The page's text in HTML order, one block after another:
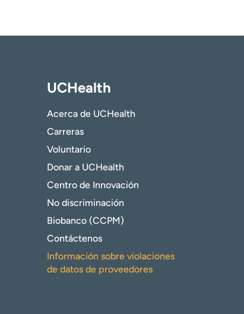
UCHealth
Acerca de UCHealth
Carreras
Voluntario
Donar a UCHealth
Centro de Innovación
No discriminación
Biobanco (CCPM)
Contáctenos
Información sobre violaciones
de datos de proveedores